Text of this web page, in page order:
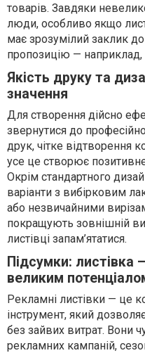
товарів. Завдяки
люди, особливо якщо
має зрозумілий заклик до
пропозицію —
Якість друку та
значення
Для створення дійсно
звернутися до
друк, чітке відтворення
усе це створює
Окрім стандартного
варіанти з вибірковим
або незвичайними
покращують зовнішній
листівці запам’ятатися.
Підсумки:
великим
Рекламні листівки — це
інструмент, який
без зайвих витрат. Вони
рекламних кампаній,